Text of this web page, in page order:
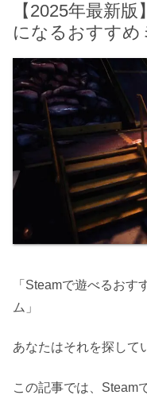
【2025年最新
になるおすすめ
「Steamで遊べるお
ム」
あなたはそれを探して
この記事では、Steam